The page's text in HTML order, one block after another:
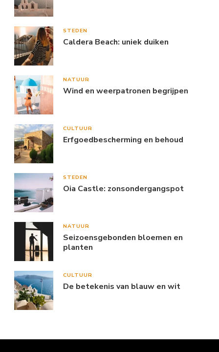
STEDEN
Caldera Beach: uniek duiken
NATUUR
Wind en weerpatronen begrijpen
CULTUUR
Erfgoedbescherming en behoud
STEDEN
Oia Castle: zonsondergangspot
NATUUR
Seizoensgebonden bloemen en
planten
CULTUUR
De betekenis van blauw en wit